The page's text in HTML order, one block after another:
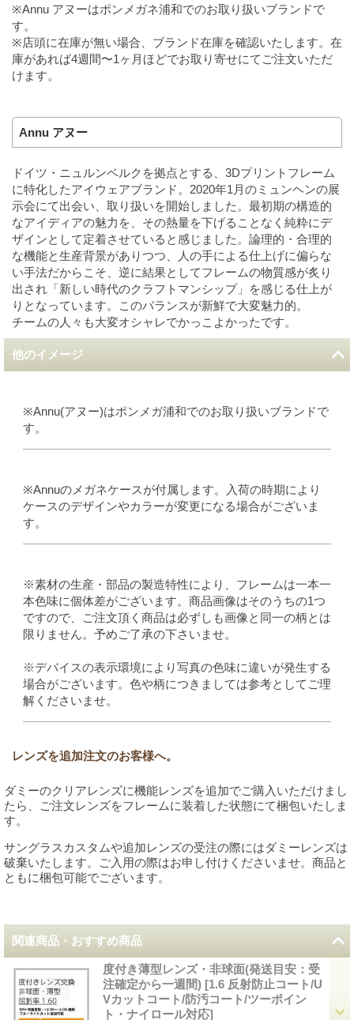
※Annu アヌーはポンメガネ浦和でのお取り扱いブランドで
す。
※店頭に在庫が無い場合、ブランド在庫を確認いたします。在
庫があれば4週間〜1ヶ月ほどでお取り寄せにてご注文いただ
けます。
Annu アヌー
ドイツ・ニュルンベルクを拠点とする、3Dプリントフレーム
に特化したアイウェアブランド。2020年1月のミュンヘンの展
示会にて出会い、取り扱いを開始しました。最初期の構造的
なアイディアの魅力を、その熱量を下げることなく純粋にデ
ザインとして定着させていると感じました。論理的・合理的
な機能と生産背景がありつつ、人の手による仕上げに偏らな
い手法だからこそ、逆に結果としてフレームの物質感が炙り
出され「新しい時代のクラフトマンシップ」を感じる仕上が
りとなっています。このバランスが新鮮で大変魅力的。
チームの人々も大変オシャレでかっこよかったです。
他のイメージ
※Annu(アヌー)はポンメガ浦和でのお取り扱いブランドで
す。
※Annuのメガネケースが付属します。入荷の時期により
ケースのデザインやカラーが変更になる場合がございま
す。
※素材の生産・部品の製造特性により、フレームは一本一
本色味に個体差がございます。商品画像はそのうちの1つ
ですので、ご注文頂く商品は必ずしも画像と同一の柄とは
限りません。予めご了承の下さいませ。
※デバイスの表示環境により写真の色味に違いが発生する
場合がございます。色や柄につきましては参考としてご理
解くださいませ。
レンズを追加注文のお客様へ。
ダミーのクリアレンズに機能レンズを追加でご購入いただけまし
たら、ご注文レンズをフレームに装着した状態にて梱包いたしま
す。
サングラスカスタムや追加レンズの受注の際にはダミーレンズは
破棄いたします。ご入用の際はお申し付けくださいませ。商品と
ともに梱包可能でございます。
関連商品・おすすめ商品
度付き薄型レンズ・非球面(発送目安：受
注確定から一週間) [1.6 反射防止コート/U
Vカットコート/防汚コート/ツーポイン
ト・ナイロール対応]